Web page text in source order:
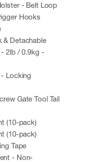
- Belt Loop
Hooks
& Detachable
2lb / 0.9kg -
Locking
Gate Tool Tail
(10-pack)
(10-pack)
Tape
- Non-